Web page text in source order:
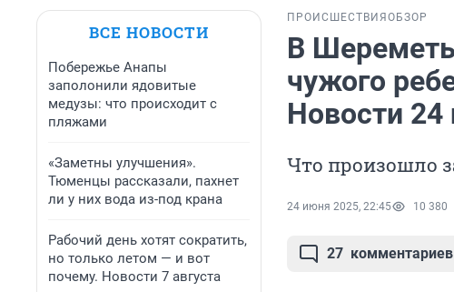
ВСЕ НОВОСТИ
Побережье Анапы
заполонили ядовитые
медузы: что происходит с
пляжами
«Заметны улучшения».
Тюменцы рассказали, пахнет
ли у них вода из-под крана
Рабочий день хотят сократить,
но только летом — и вот
почему. Новости 7 августа
ПРОИСШЕСТВИЯ ОБЗОР
В
чужого
Новости
Что произошло
24 июня 2025, 22:45 10 380
27 комментариев